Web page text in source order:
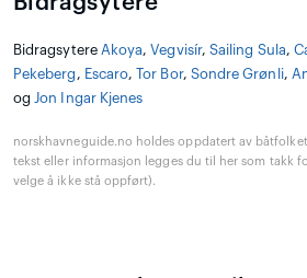
Bidragsytere Akoya,Vegvisír, Sailing Sula,
Pekeberg , Escaro, Tor Bor, Sondre Grønli,
og Jon Ingar Kjenes
norskhavneguide.no holdes oppdatert av
tekst eller informasjon legges du til her som takk
velge å ikke stå oppført).